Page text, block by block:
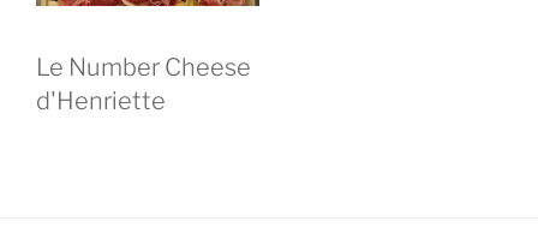
Le Number Cheese
d'Henriette